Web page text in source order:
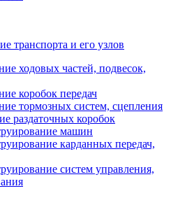
транспорта и его узлов
ходовых частей, подвесок,
коробок передач
тормозных систем, сцепления
раздаточных коробок
машин
карданных передач,
систем управления,